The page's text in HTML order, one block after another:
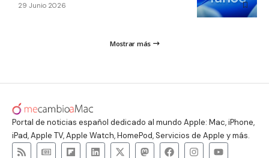
29 Junio 2026
Mostrar más
Portal de noticias español dedicado al mundo Apple: Mac, iPhone,
iPad, Apple TV, Apple Watch, HomePod, Servicios de Apple y más.